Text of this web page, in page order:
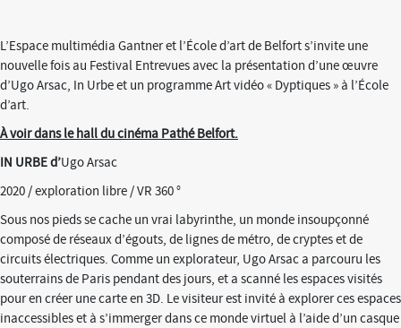
L’Espace multimédia Gantner et l’École d’art de Belfort s’invite une
nouvelle fois au Festival Entrevues avec la présentation d’une œuvre
d’Ugo Arsac, In Urbe et un programme Art vidéo « Dyptiques » à l’École
d’art.
À voir dans le hall du cinéma Pathé Belfort.
IN URBE d’Ugo Arsac
2020 / exploration libre / VR 360 °
Sous nos pieds se cache un vrai labyrinthe, un monde insoupçonné
composé de réseaux d’égouts, de lignes de métro, de cryptes et de
circuits électriques. Comme un explorateur, Ugo Arsac a parcouru les
souterrains de Paris pendant des jours, et a scanné les espaces visités
pour en créer une carte en 3D. Le visiteur est invité à explorer ces espaces
inaccessibles et à s’immerger dans ce monde virtuel à l’aide d’un casque